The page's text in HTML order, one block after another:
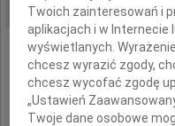
Z
że
Twoich zainteresowań i
aplikacjach i w Internecie
wyświetlanych.
chcesz wyrazić zgody,
chcesz wycofać zgodę
„Ustawień
Twoje dane osobowe